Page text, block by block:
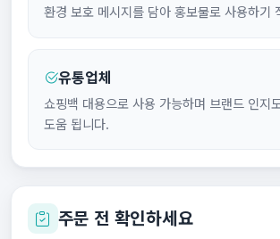
환경 보호 메시지를 담아 홍보물로 사용하기
유통업체
쇼핑백 대용으로 사용 가능하며 브랜드 인지
도움 됩니다.
주문 전 확인하세요